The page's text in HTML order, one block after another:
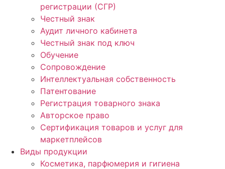
регистрации (СГР)
Честный знак
Аудит личного кабинета
Честный знак под ключ
Обучение
Сопровождение
Интеллектуальная собственность
Патентование
Регистрация товарного знака
Авторское право
Сертификация товаров и услуг для
маркетплейсов
Виды продукции
Косметика, парфюмерия и гигиена